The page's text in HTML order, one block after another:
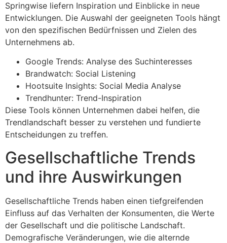
Springwise liefern Inspiration und Einblicke in neue
Entwicklungen. Die Auswahl der geeigneten Tools hängt
von den spezifischen Bedürfnissen und Zielen des
Unternehmens ab.
Google Trends: Analyse des Suchinteresses
Brandwatch: Social Listening
Hootsuite Insights: Social Media Analyse
Trendhunter: Trend-Inspiration
Diese Tools können Unternehmen dabei helfen, die
Trendlandschaft besser zu verstehen und fundierte
Entscheidungen zu treffen.
Gesellschaftliche Trends
und ihre Auswirkungen
Gesellschaftliche Trends haben einen tiefgreifenden
Einfluss auf das Verhalten der Konsumenten, die Werte
der Gesellschaft und die politische Landschaft.
Demografische Veränderungen, wie die alternde